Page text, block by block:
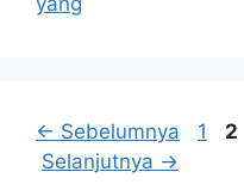
← Sebelumnya 1 2
Selanjutnya →